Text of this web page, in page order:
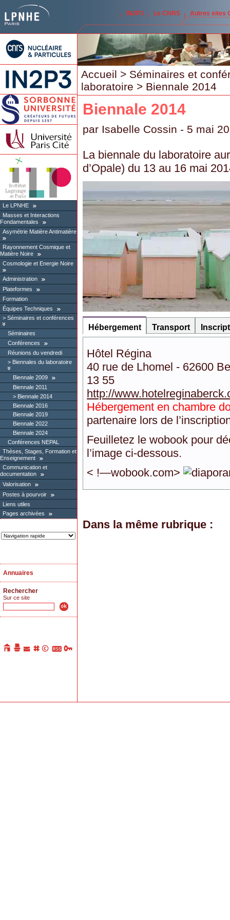
IN2P3 Le CNRS Autres sites
Le LPNHE
Masses et Interactions
Fondamentales
Asymétrie Matière Antimatière
Rayonnement Cosmique et
Matière Noire
Cosmologie et Energie Noire
Administration
Plateformes
Formation
Équipes Techniques
Séminaires et conférences
Séminaires
Conférences
Réunions du vendredi
Biennales du laboratoire
Biennale 2009
Biennale 2011
Biennale 2014
Biennale 2016
Biennale 2019
Biennale 2022
Biennale 2024
Conférences NEPAL
Thèses, Stages, Formation et
Enseignement
Communication et
documentation
Valorisation
Postes à pourvoir
Liens utiles
Pages archivées
Annuaires
Rechercher
Sur ce site
Accueil > Séminaires et
laboratoire > Biennale 2014
Biennale 2014
par Isabelle Cossin - 5 mai
La biennale du laboratoire
d’Opale) du 13 au 16 mai
Hébergement Transport
Hôtel Régina
40 rue de Lhomel - 62600
13 55
http://
Hébergement en chambre
partenaire lors de
Feuilletez le wobook pour
l’image ci-dessous.
< !—wobook.com>
Dans la même rubrique :